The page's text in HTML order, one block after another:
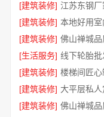
[建筑装修]
[建筑装修]
[建筑装修] 佛山禅城
[生活服务]
[建筑装修]
[建筑装修]
[建筑装修]